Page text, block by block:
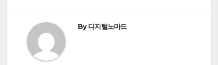
By디지털노마드